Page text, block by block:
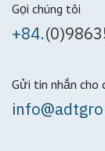
Gọi chúng tôi
+84.
Gửi tin nhắn cho